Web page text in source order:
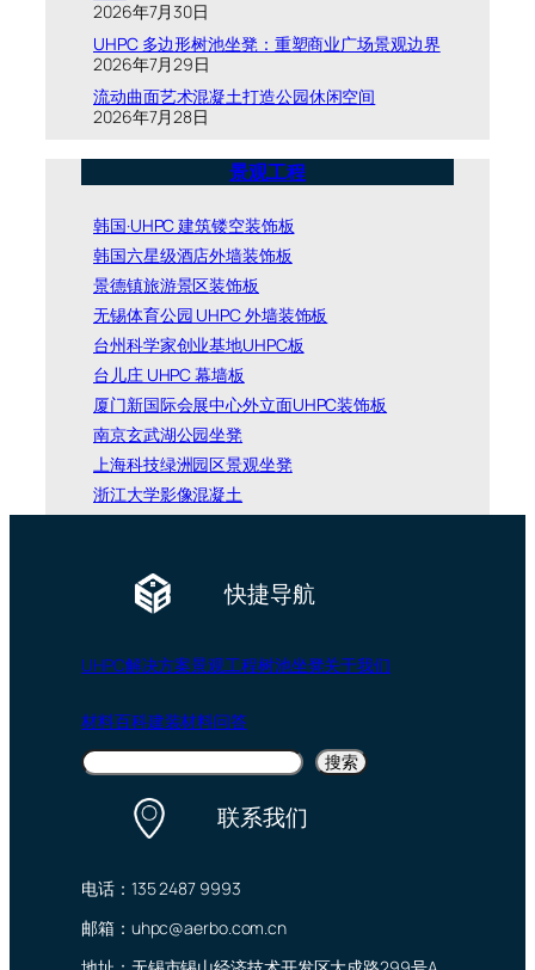
2026年7月30日
UHPC 多边形树池坐凳：重塑商业广场景观边界
2026年7月29日
流动曲面艺术混凝土打造公园休闲空间
2026年7月28日
景观工程
韩国·UHPC 建筑镂空装饰板
韩国六星级酒店外墙装饰板
景德镇旅游景区装饰板
无锡体育公园 UHPC 外墙装饰板
台州科学家创业基地UHPC板
台儿庄 UHPC 幕墙板
厦门新国际会展中心外立面UHPC装饰板
南京玄武湖公园坐凳
上海科技绿洲园区景观坐凳
浙江大学影像混凝土
快捷导航
UHPC解决方案景观工程树池坐凳关于我们
材料百科建装材料问答
搜
索
搜索
联系我们
电话：135 2487 9993
邮箱：uhpc@aerbo.com.cn